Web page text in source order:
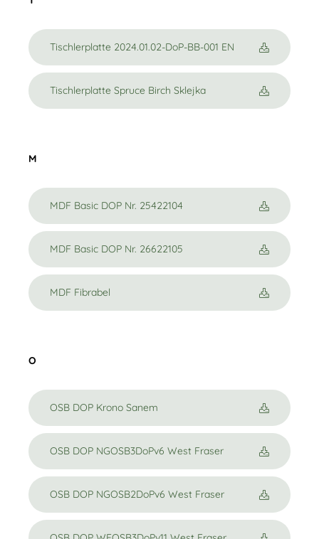
Tischlerplatte 2024.01.02-DoP-BB-001 EN
Tischlerplatte Spruce Birch Sklejka
M
MDF Basic DOP Nr. 25422104
MDF Basic DOP Nr. 26622105
MDF Fibrabel
O
OSB DOP Krono Sanem
OSB DOP NGOSB3DoPv6 West Fraser
OSB DOP NGOSB2DoPv6 West Fraser